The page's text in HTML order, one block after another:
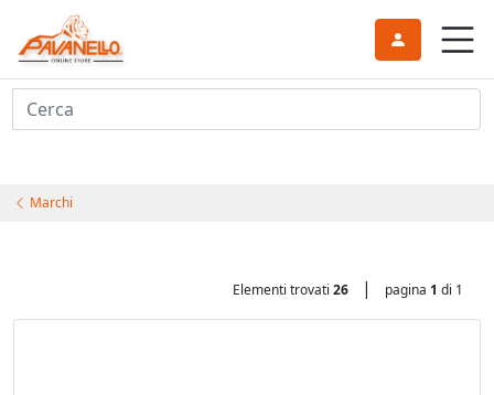
Cerca
Marchi
Elementi trovati 26 | pagina 1 di 1